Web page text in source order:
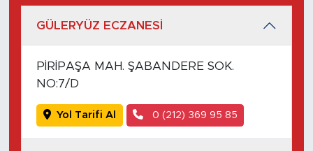
GÜLERYÜZ ECZANESİ
PİRİPAŞA MAH. ŞABANDERE SOK.
NO:7/D
Yol Tarifi Al 0 (212) 369 95 85